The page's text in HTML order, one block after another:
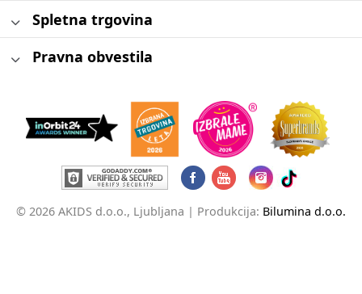
Spletna trgovina
Pravna obvestila
© 2026 AKIDS d.o.o., Ljubljana | Produkcija: Bilumina d.o.o.